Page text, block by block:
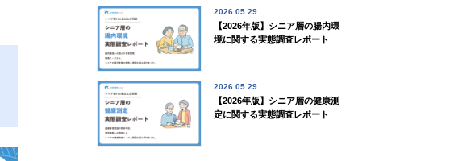
【2026年版】シニア層の腸内環
境に関する実態調査レポート
2026.05.29
【2026年版】シニア層の健康測
定に関する実態調査レポート
2026.05.29